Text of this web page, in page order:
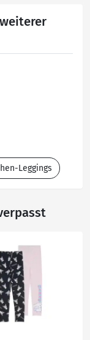
Leggings